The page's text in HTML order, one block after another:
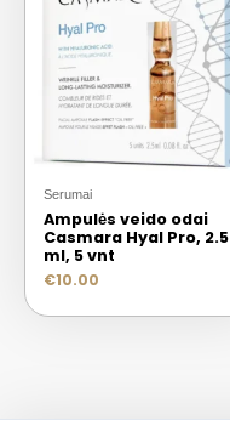
Serumai
Ampulės veido odai
Casmara Hyal Pro, 2.5
ml, 5 vnt
€10.00